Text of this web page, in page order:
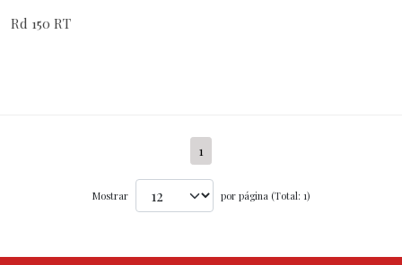
Rd 150 RT
1
Mostrar por página (Total: 1)